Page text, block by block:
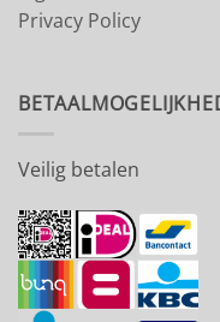
Privacy Policy
Veilig betalen